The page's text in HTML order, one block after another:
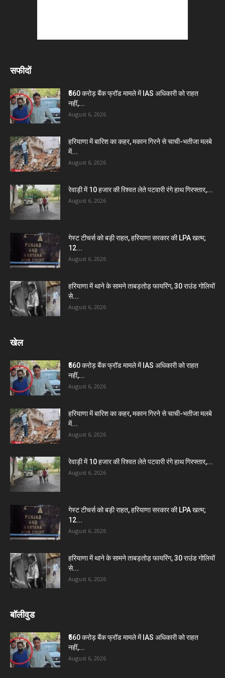
सफीदों
₹560 करोड़ बैंक फ्रॉड मामले में IAS अधिकारी को राहत
नहीं,...
August 6, 2026
हरियाणा में बारिश का कहर, मकान गिरने से चाची-भतीजा मलबे
में...
August 6, 2026
रेवाड़ी में 10 हजार की रिश्वत लेते पटवारी रंगे हाथ गिरफ्तार,...
August 6, 2026
गेस्ट टीचर्स को बड़ी राहत, हरियाणा सरकार की LPA खत्म;
12...
August 6, 2026
हरियाणा में थाने के सामने ताबड़तोड़ फायरिंग, 30 राउंड गोलियों
से...
August 6, 2026
खेल
₹560 करोड़ बैंक फ्रॉड मामले में IAS अधिकारी को राहत
नहीं,...
August 6, 2026
हरियाणा में बारिश का कहर, मकान गिरने से चाची-भतीजा मलबे
में...
August 6, 2026
रेवाड़ी में 10 हजार की रिश्वत लेते पटवारी रंगे हाथ गिरफ्तार,...
August 6, 2026
गेस्ट टीचर्स को बड़ी राहत, हरियाणा सरकार की LPA खत्म;
12...
August 6, 2026
हरियाणा में थाने के सामने ताबड़तोड़ फायरिंग, 30 राउंड गोलियों
से...
August 6, 2026
बॉलीवुड
₹560 करोड़ बैंक फ्रॉड मामले में IAS अधिकारी को राहत
नहीं,...
August 6, 2026